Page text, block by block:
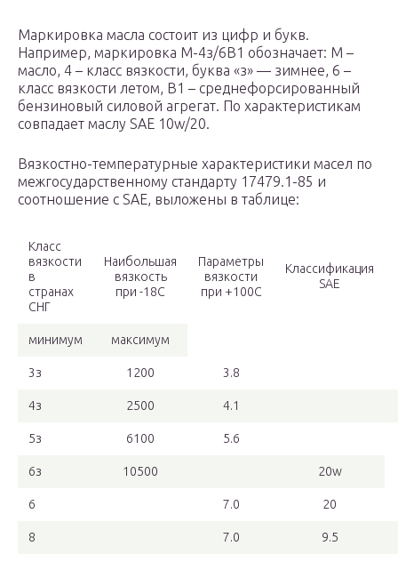
Маркировка масла состоит из цифр и букв.
Например, маркировка М-4з/6В1 обозначает: М –
масло, 4 – класс вязкости, буква «з» — зимнее, 6 –
класс вязкости летом, В1 – среднефорсированный
бензиновый силовой агрегат. По характеристикам
совпадает маслу SАЕ 10w/20.
Вязкостно-температурные характеристики масел по
межгосударственному стандарту 17479.1-85 и
соотношение с SАЕ, выложены в таблице:
Класс
вязкости
в
странах
СНГ
Наибольшая
вязкость
при -18С
Параметры
вязкости
при +100С
Классификация
SАЕ
минимум максимум
3з 1200 3.8
4з 2500 4.1
5з 6100 5.6
6з 10500 20w
6 7.0 20
8 7.0 9.5